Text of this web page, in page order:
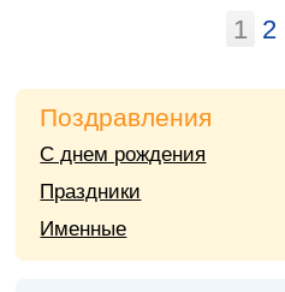
1 2
Поздравления
С днем рождения
Праздники
Именные